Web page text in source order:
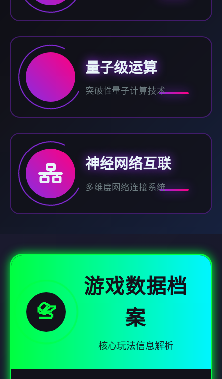
量子级运算
突破性量子计算技术
神经网络互联
多维度网络连接系统
📇
游戏数据档
案
核心玩法信息解析